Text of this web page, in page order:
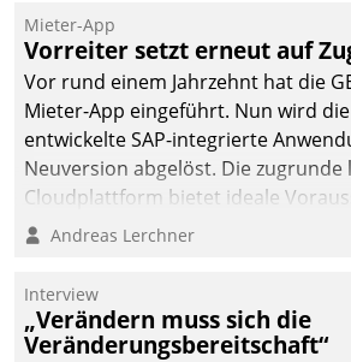
Die monatlichen
Mitteilungen zum
Heizungs- und
Wasserverbrauch gehen
automatisiert, vollständig
und auf Wunsch über
mehrere zuvor
Kommunikationswege bei
Mieter-App
Vorreiter setzt erneut auf
Vor rund einem Jahrzehnt hat die
Mieter-App eingeführt. Nun wird
entwickelte SAP-integrierte
Neuversion abgelöst. Die zugrunde
Cloudplattform bietet ideale
die Funktionalität der App zu
integrieren.
Andreas Lerchner
Interview
„Verändern muss sich die
Veränderungsbereitschaft“